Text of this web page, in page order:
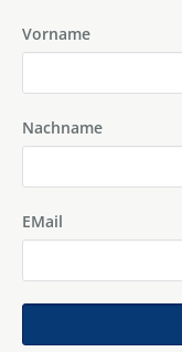
Vorname
Nachname
EMail